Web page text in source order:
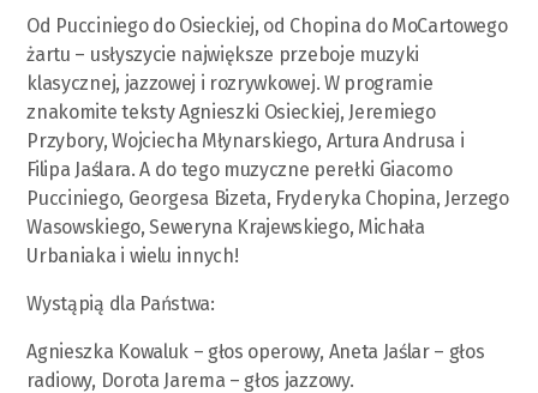
Od Pucciniego do Osieckiej, od Chopina do MoCartowego
żartu – usłyszycie największe przeboje muzyki
klasycznej, jazzowej i rozrywkowej. W programie
znakomite teksty Agnieszki Osieckiej, Jeremiego
Przybory, Wojciecha Młynarskiego, Artura Andrusa i
Filipa Jaślara. A do tego muzyczne perełki Giacomo
Pucciniego, Georgesa Bizeta, Fryderyka Chopina, Jerzego
Wasowskiego, Seweryna Krajewskiego, Michała
Urbaniaka i wielu innych!
Wystąpią dla Państwa:
Agnieszka Kowaluk – głos operowy, Aneta Jaślar – głos
radiowy, Dorota Jarema – głos jazzowy.